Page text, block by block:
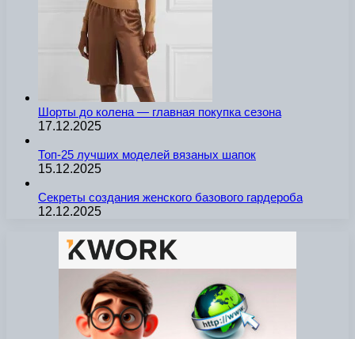
Шорты до колена — главная покупка сезона
17.12.2025
Топ-25 лучших моделей вязаных шапок
15.12.2025
Секреты создания женского базового гардероба
12.12.2025